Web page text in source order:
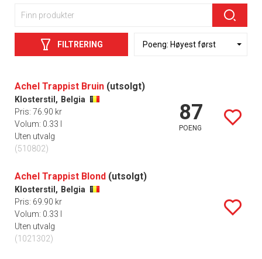
FILTRERING
Achel Trappist Bruin (utsolgt)
Klosterstil, Belgia
Pris: 76.90 kr
Volum: 0.33 l
Uten utvalg
(510802)
87
POENG
Achel Trappist Blond (utsolgt)
Klosterstil, Belgia
Pris: 69.90 kr
Volum: 0.33 l
Uten utvalg
(1021302)